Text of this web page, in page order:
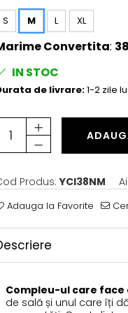
S M L XL
Convertita:
IN STOC
de livrare:1-2 zile
Produs: YCI38NM
Adauga la Favorite
Compleu-ul care
de sală și unul care îți